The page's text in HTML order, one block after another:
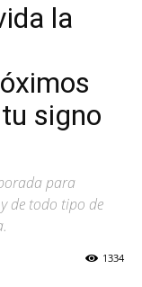
la
signo
para
de todo tipo de
1334